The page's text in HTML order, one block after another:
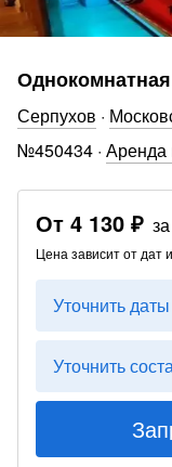
Однокомнатная
Серпухов ·
№450434 · Аренда
От 4 130 ₽
Цена зависит от дат
Уточнить даты
Уточнить